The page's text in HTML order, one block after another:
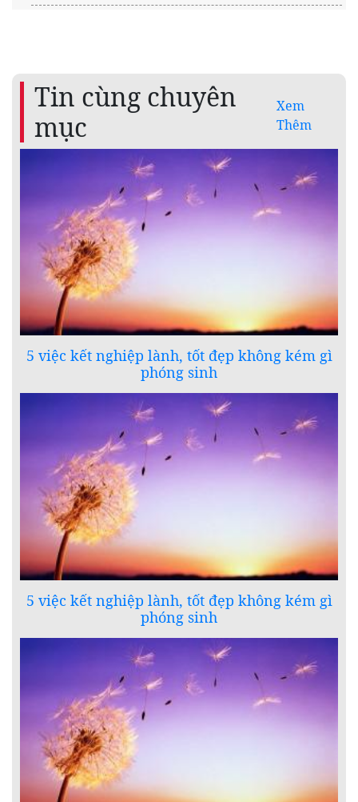
Tin cùng chuyên
mục
Xem
Thêm
5 việc kết nghiệp lành, tốt đẹp không kém gì
phóng sinh
5 việc kết nghiệp lành, tốt đẹp không kém gì
phóng sinh